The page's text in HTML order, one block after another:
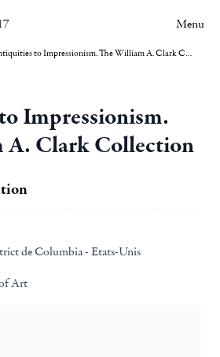
Menu
Antiquities to Impressionism. The William A. Clark Collection
Impressionism.
A. Clark Collection
de Columbia - Etats-Unis
Art